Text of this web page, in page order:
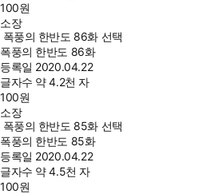
100원
소장
폭풍의 한반도 86화 선택
폭풍의 한반도 86화
등록일 2020.04.22
글자수 약 4.2천 자
100원
소장
폭풍의 한반도 85화 선택
폭풍의 한반도 85화
등록일 2020.04.22
글자수 약 4.5천 자
100원